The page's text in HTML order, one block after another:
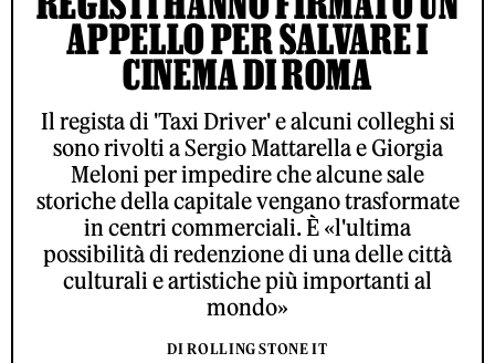
APPELLO PER SALVARE I
CINEMA DI ROMA
Il regista di 'Taxi Driver' e alcuni colleghi si
sono rivolti a Sergio Mattarella e Giorgia
Meloni per impedire che alcune sale
storiche della capitale vengano trasformate
in centri commerciali. È «l'ultima
possibilità di redenzione di una delle città
culturali e artistiche più importanti al
mondo»
DI ROLLING STONE IT